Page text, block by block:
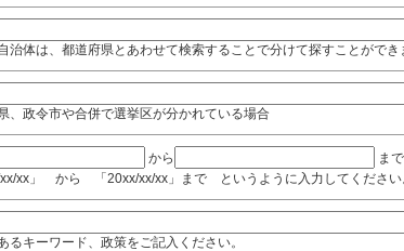
治体は、都道府県とあわせて検索することで分けて探すことができ
、政令市や合併で選挙区が分かれている場合
から
まで
xx」 から 「20xx/xx/xx」まで というように入力してください
るキーワード、政策をご記入ください。